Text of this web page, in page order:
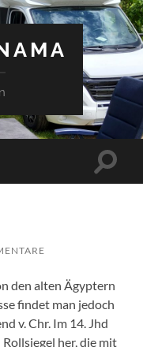
den alten Ägyptern
findet man jedoch
v. Chr. Im 14. Jhd
her, die mit